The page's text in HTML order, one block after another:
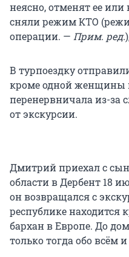
неясно, отменят ее или
сняли режим КТО
операции. — Прим. ред.
В турпоездку
кроме одной женщины
перенервничала из-за
от экскурсии.
Дмитрий приехал с
области в Дербент 18
он возвращался с
республике
бархан в Европе. До
только тогда обо всём